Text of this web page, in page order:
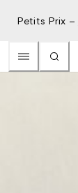
Petits Prix –